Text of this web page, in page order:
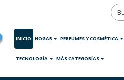
INICIO HOGAR PERFUMES Y COSMÉTICA
TECNOLOGÍA MÁS CATEGORÍAS